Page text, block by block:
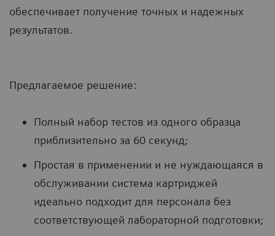
обеспечивает получение точных и надежных
результатов.
Предлагаемое решение:
Полный набор тестов из одного образца
приблизительно за 60 секунд;
Простая в применении и не нуждающаяся в
обслуживании система картриджей
идеально подходит для персонала без
соответствующей лабораторной подготовки;